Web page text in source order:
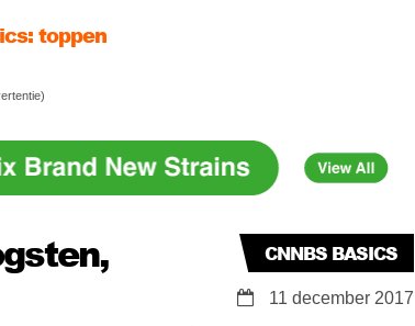
voor beginners
wietplanten dieven
CNNBS BASICS
11 december 2017